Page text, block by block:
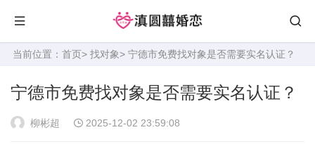
当前位置： 首页> 找对象> 宁德市免费找对象是否需要实名认证？
宁德市免费找对象是否需要实名认证？
柳彬超 2025-12-02 23:59:08